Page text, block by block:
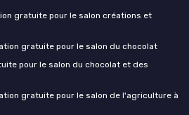
gratuite pour le salon créations et
gratuite pour le salon du chocolat
pour le salon du chocolat et des
gratuite pour le salon de l'agriculture à